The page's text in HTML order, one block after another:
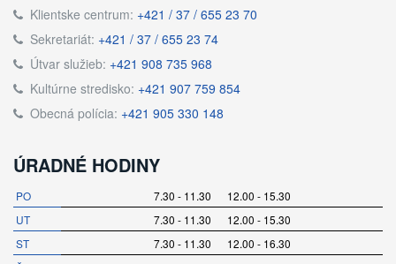
Klientske centrum: +421 / 37 / 655 23 70
Sekretariát: +421 / 37 / 655 23 74
Útvar služieb: +421 908 735 968
Kultúrne stredisko: +421 907 759 854
Obecná polícia: +421 905 330 148
ÚRADNÉ HODINY
PO
7.30 - 11.30 12.00 - 15.30
UT
7.30 - 11.30 12.00 - 15.30
ST
7.30 - 11.30 12.00 - 16.30